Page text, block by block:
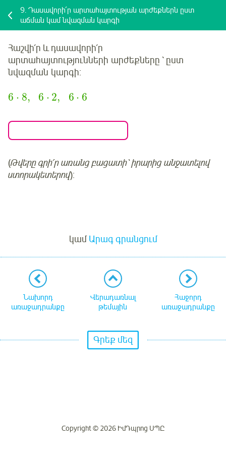
9. Դասավորի՛ր արտահայտության արժեքներն ըստ
աճման կամ նվազման կարգի
Հաշվի՛ր և դասավորի՛ր
արտահայտությունների արժեքները ՝ ըստ
նվազման կարգի:
6 ⋅ 8, 6 ⋅ 2, 6 ⋅ 6
(Թվերը գրի՛ր առանց բացատի՝ իրարից անջատելով
ստորակետերով):
կամԱրագ գրանցում
Նախորդ
առաջադրանքը
Վերադառնալ
թեմային
Հաջորդ
առաջադրանքը
Գրեք մեզ
Copyright © 2026 ԻմԴպրոց ՍՊԸ